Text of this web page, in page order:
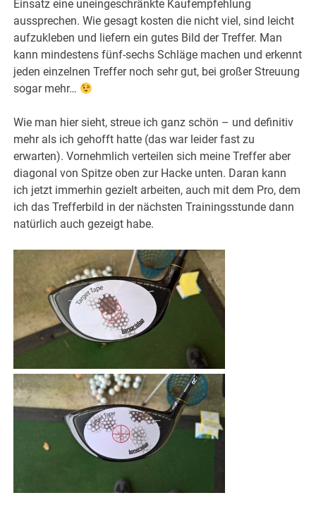
Einsatz eine uneingeschränkte Kaufempfehlung
aussprechen. Wie gesagt kosten die nicht viel, sind leicht
aufzukleben und liefern ein gutes Bild der Treffer. Man
kann mindestens fünf-sechs Schläge machen und erkennt
jeden einzelnen Treffer noch sehr gut, bei großer Streuung
sogar mehr…
Wie man hier sieht, streue ich ganz schön – und definitiv
mehr als ich gehofft hatte (das war leider fast zu
erwarten). Vornehmlich verteilen sich meine Treffer aber
diagonal von Spitze oben zur Hacke unten. Daran kann
ich jetzt immerhin gezielt arbeiten, auch mit dem Pro, dem
ich das Trefferbild in der nächsten Trainingsstunde dann
natürlich auch gezeigt habe.